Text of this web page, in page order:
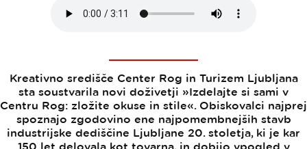
Kreativno središče Center Rog in Turizem Ljubljana
sta soustvarila novi doživetji »Izdelajte si sami v
Centru Rog: zložite okuse in stile«. Obiskovalci najprej
spoznajo zgodovino ene najpomembnejših stavb
industrijske dediščine Ljubljane 20. stoletja, ki je kar
150 let delovala kot tovarna, in dobijo vpogled v